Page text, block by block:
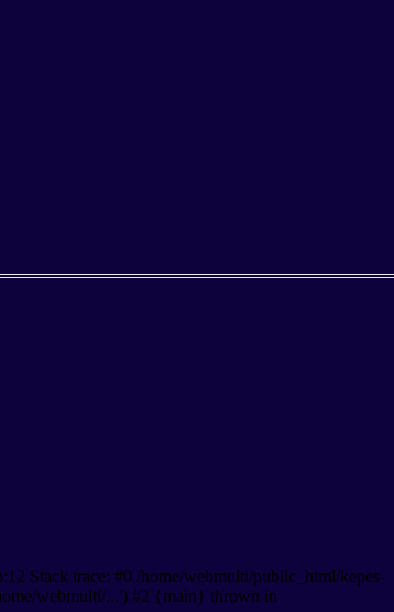
Stack trace: #0 /home/webmulti/public_html/kepes-
webmulti/...') #2 {main} thrown in